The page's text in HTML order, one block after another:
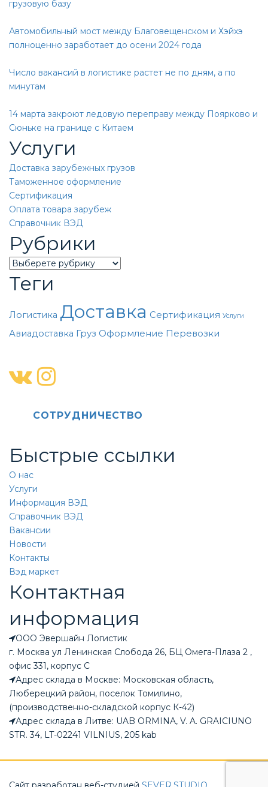
грузовую базу
Автомобильный мост между Благовещенском и Хэйхэ
полноценно заработает до осени 2024 года
Число вакансий в логистике растет не по дням, а по
минутам
14 марта закроют ледовую переправу между Поярково и
Сюньке на границе с Китаем
Услуги
Доставка зарубежных грузов
Таможенное оформление
Сертификация
Оплата товара зарубеж
Справочник ВЭД
Рубрики
Categories
Теги
Логистика Доставка Сертификация Услуги
Авиадоставка Груз Оформление Перевозки
CОТРУДНИЧЕСТВО
Быстрые ссылки
О нас
Услуги
Информация ВЭД
Справочник ВЭД
Вакансии
Новости
Контакты
Вэд маркет
Контактная
информация
ООО Эвершайн Логистик
г. Москва ул Ленинская Слобода 26, БЦ Омега-Плаза 2 ,
офис 331, корпус С
Адрес склада в Москве: Московская область,
Люберецкий район, поселок Томилино,
(производственно-складской корпус К-42)
Адрес склада в Литве: UAB ORMINA, V. A. GRAICIUNO
STR. 34, LT-02241 VILNIUS, 205 kab